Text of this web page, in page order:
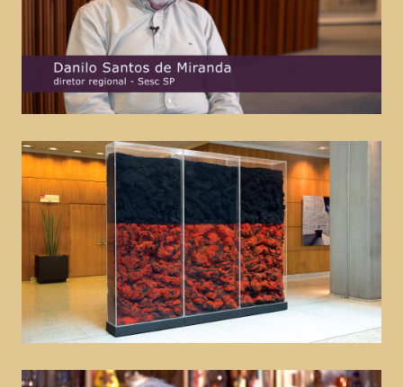
Ambev – Novo Mix de Beats
marketing